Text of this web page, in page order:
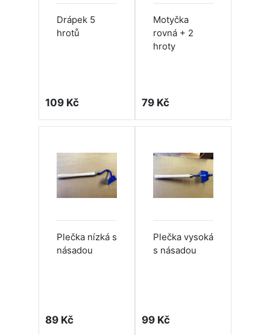
Drápek 5
hrotů
109 Kč
Motyčka
rovná + 2
hroty
79 Kč
Plečka nízká s
násadou
89 Kč
Plečka vysoká
s násadou
99 Kč